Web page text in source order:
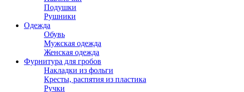
Подушки
Рушники
Одежда
Обувь
Мужская одежда
Женская одежда
Фурнитура для гробов
Накладки из фольги
Кресты, распятия из пластика
Ручки